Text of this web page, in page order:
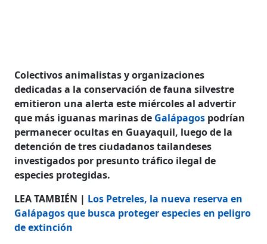
Colectivos animalistas y organizaciones
dedicadas a la conservación de fauna silvestre
emitieron una alerta este miércoles al advertir
que más iguanas marinas de Galápagos podrían
permanecer ocultas en Guayaquil, luego de la
detención de tres ciudadanos tailandeses
investigados por presunto tráfico ilegal de
especies protegidas.
LEA TAMBIÉN | Los Petreles, la nueva reserva en
Galápagos que busca proteger especies en peligro
de extinción